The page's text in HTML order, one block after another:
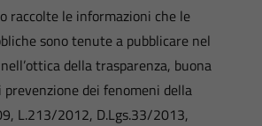
raccolte le informazioni che le
sono tenute a pubblicare nel
della trasparenza, buona
dei fenomeni della
L.213/2012, D.Lgs.33/2013,